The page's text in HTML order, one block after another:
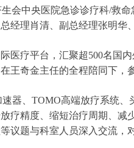
会中央医院急诊诊疗科/救
经理肖清、副总经理张明
医疗平台，汇聚超500名
王奇金主任的全程陪同下，
器、TOMO高端放疗系统
疗精度、缩短治疗周期、
议题与科室人员深入交流，